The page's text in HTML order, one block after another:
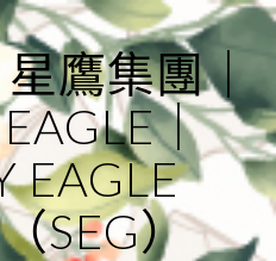
鷹集團｜
｜
EAGLE
SEG）